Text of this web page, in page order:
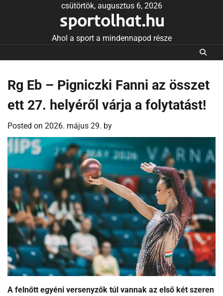
csütörtök, augusztus 6, 2026
sportolhat.hu
Ahol a sport a mindennapod része
Rg Eb – Pigniczki Fanni az összet
ett 27. helyéről várja a folytatást!
Posted on 2026. május 29. by
A felnőtt egyéni versenyzők túl vannak az első két szeren